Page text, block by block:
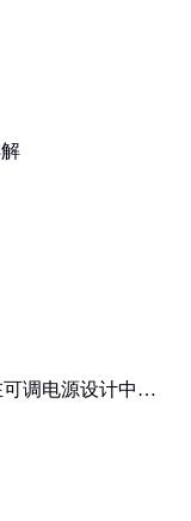
调电源设计中的